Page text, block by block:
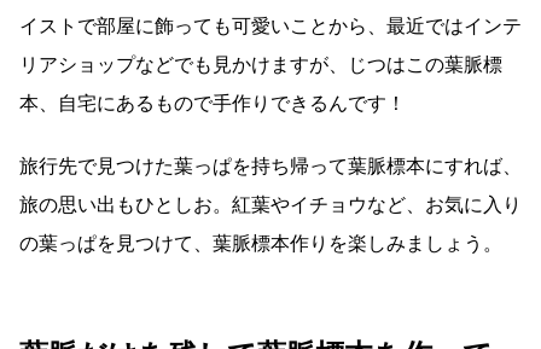
イストで部屋に飾っても可愛いことから、最近ではインテ
リアショップなどでも見かけますが、じつはこの葉脈標
本、自宅にあるもので手作りできるんです！
旅行先で見つけた葉っぱを持ち帰って葉脈標本にすれば、
旅の思い出もひとしお。紅葉やイチョウなど、お気に入り
の葉っぱを見つけて、葉脈標本作りを楽しみましょう。